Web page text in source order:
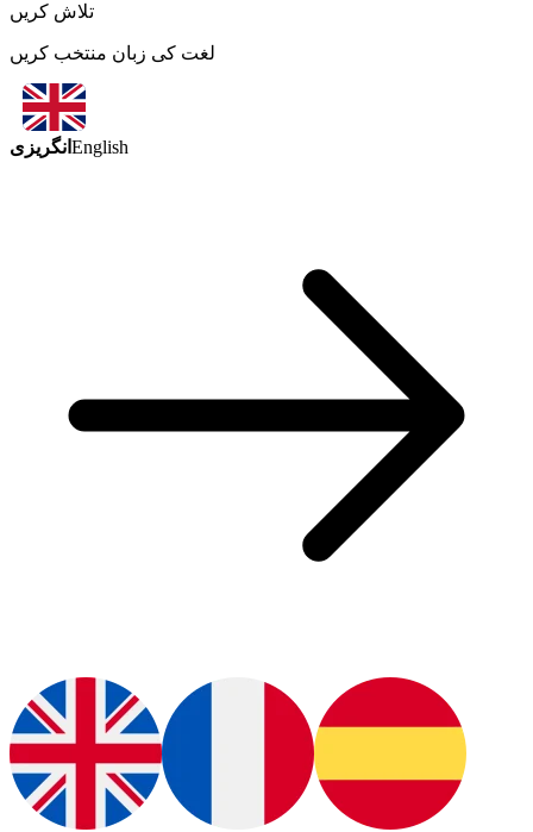
تلاش کریں
لغت کی زبان منتخب کریں
انگریزی English